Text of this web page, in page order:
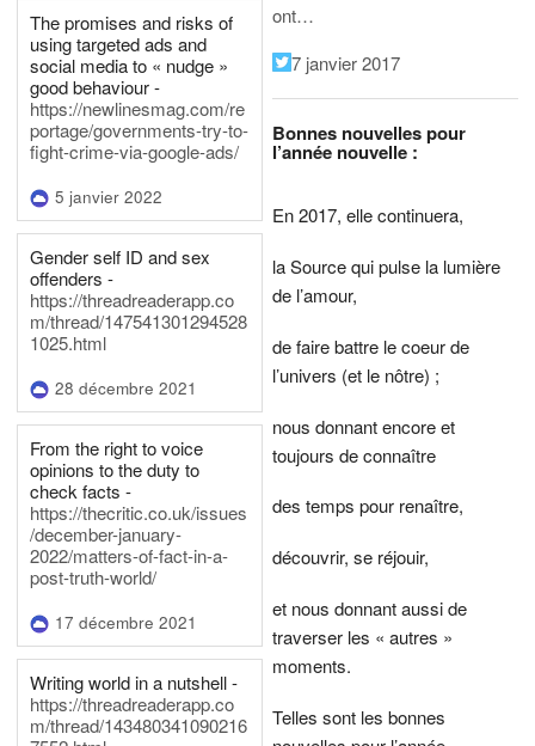
The promises and risks of
using targeted ads and
social media to « nudge »
good behaviour -
https://newlinesmag.com/re
portage/governments-try-to-
fight-crime-via-google-ads/
5 janvier 2022
Gender self ID and sex
offenders -
https://threadreaderapp.co
m/thread/147541301294528
1025.html
28 décembre 2021
From the right to voice
opinions to the duty to
check facts -
https://thecritic.co.uk/issues
/december-january-
2022/matters-of-fact-in-a-
post-truth-world/
17 décembre 2021
Writing world in a nutshell -
https://threadreaderapp.co
m/thread/143480341090216
ont…
7 janvier 2017
Bonnes nouvelles pour
l’année nouvelle :
En 2017, elle continuera,
la Source qui pulse la lumière
de l’amour,
de faire battre le coeur de
l’univers (et le nôtre) ;
nous donnant encore et
toujours de connaître
des temps pour renaître,
découvrir, se réjouir,
et nous donnant aussi de
traverser les « autres »
moments.
Telles sont les bonnes